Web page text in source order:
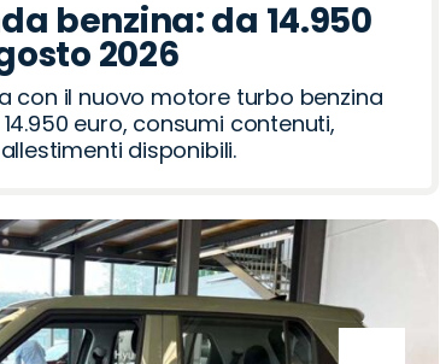
benzina: da 14.950
2026
con il nuovo motore turbo benzina
euro, consumi contenuti,
disponibili.